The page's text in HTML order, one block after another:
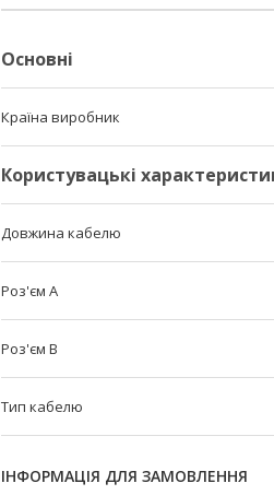
Основні
Країна виробник
Користувацькі
Довжина кабелю
Роз'єм A
Роз'єм B
Тип кабелю
ІНФОРМАЦІЯ ДЛЯ ЗАМОВЛЕННЯ